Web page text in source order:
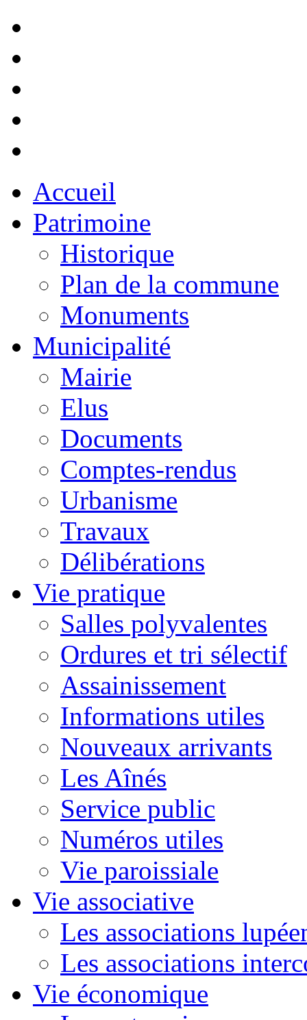
Accueil
Patrimoine
Historique
Plan de la commune
Monuments
Municipalité
Mairie
Elus
Documents
Comptes-rendus
Urbanisme
Travaux
Délibérations
Vie pratique
Salles polyvalentes
Ordures et tri sélectif
Assainissement
Informations utiles
Nouveaux arrivants
Les Aînés
Service public
Numéros utiles
Vie paroissiale
Vie associative
Les associations
Les associations
Vie économique